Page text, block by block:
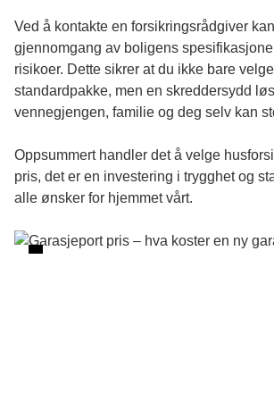
Ved å kontakte en forsikringsrådgiver
gjennomgang av boligens
risikoer. Dette sikrer at du ikke bare
standardpakke, men en skreddersydd
vennegjengen, familie og deg selv kan
Oppsummert handler det å velge
pris, det er en investering i trygghet og
alle ønsker for hjemmet vårt.